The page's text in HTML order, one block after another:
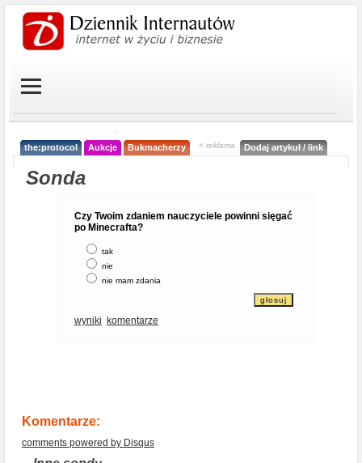
the:protocol Aukcje Bukmacherzy < reklama Dodaj artykuł / link
Sonda
Czy Twoim zdaniem nauczyciele powinni sięgać
po Minecrafta?
tak
nie
nie mam zdania
wyniki komentarze
Komentarze:
comments powered by Disqus